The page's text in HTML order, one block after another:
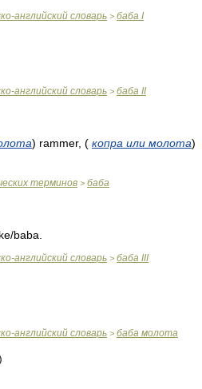
английский словарь > баба I
английский словарь > баба II
) rammer, ( копра или молота)
терминов > баба
baba.
английский словарь > баба III
английский словарь > баба молота